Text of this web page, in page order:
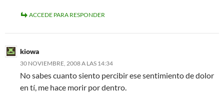
ACCEDE PARA RESPONDER
kiowa
30 NOVIEMBRE, 2008 A LAS 14:34
No sabes cuanto siento percibir ese sentimiento de dolor
en tí, me hace morir por dentro.